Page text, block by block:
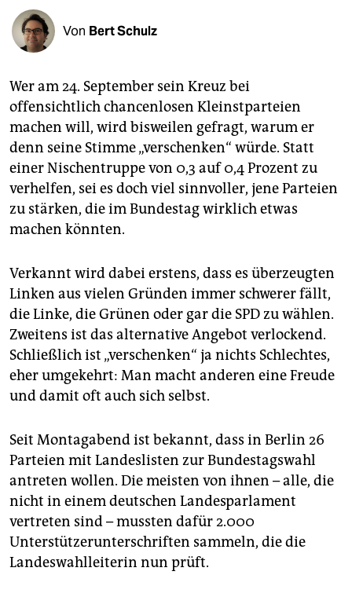
shop
fragen & hilfe
abo
genossenschaft
epaper login
Von Bert Schulz
Wer am 24. September sein Kreuz bei
offensichtlich chancenlosen Kleinstparteien
machen will, wird bisweilen gefragt, warum er
denn seine Stimme „verschenken“ würde. Statt
einer Nischentruppe von 0,3 auf 0,4 Prozent zu
verhelfen, sei es doch viel sinnvoller, jene Parteien
zu stärken, die im Bundestag wirklich etwas
machen könnten.
Verkannt wird dabei erstens, dass es überzeugten
Linken aus vielen Gründen immer schwerer fällt,
die Linke, die Grünen oder gar die SPD zu wählen.
Zweitens ist das alternative Angebot verlockend.
Schließlich ist „verschenken“ ja nichts Schlechtes,
eher umgekehrt: Man macht anderen eine Freude
und damit oft auch sich selbst.
Seit Montagabend ist bekannt, dass in Berlin 26
Parteien mit Landeslisten zur Bundestagswahl
antreten wollen. Die meisten von ihnen – alle, die
nicht in einem deutschen Landesparlament
vertreten sind – mussten dafür 2.000
Unterstützerunterschriften sammeln, die die
Landeswahlleiterin nun prüft.